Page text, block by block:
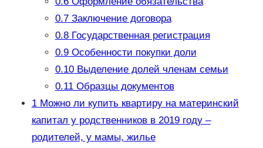
0.7Заключение договора
0.8Государственная регистрация
0.9Особенности покупки доли
0.10Выделение долей членам семьи
0.11Образцы документов
1Можно ли купить квартиру на материнский
капитал у родственников в 2019 году –
родителей, у мамы, жилье